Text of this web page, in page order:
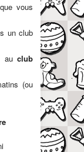
vous
un club
au club
(ou